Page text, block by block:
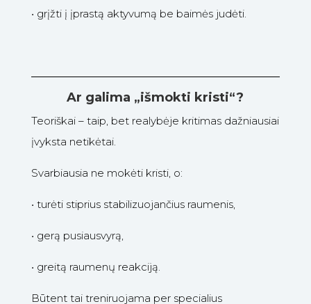
• grįžti į įprastą aktyvumą be baimės judėti.
Ar galima „išmokti kristi“?
Teoriškai – taip, bet realybėje kritimas dažniausiai
įvyksta netikėtai.
Svarbiausia ne mokėti kristi, o:
• turėti stiprius stabilizuojančius raumenis,
• gerą pusiausvyrą,
• greitą raumenų reakciją.
Būtent tai treniruojama per specialius